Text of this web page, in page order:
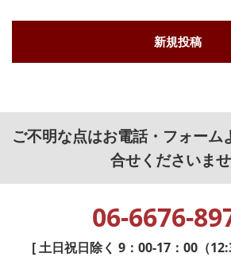
新規投稿
ご不明な点はお電話・フォーム
合せくださいませ
06-6676-
[ 土日祝日除く 9：00-17：00（